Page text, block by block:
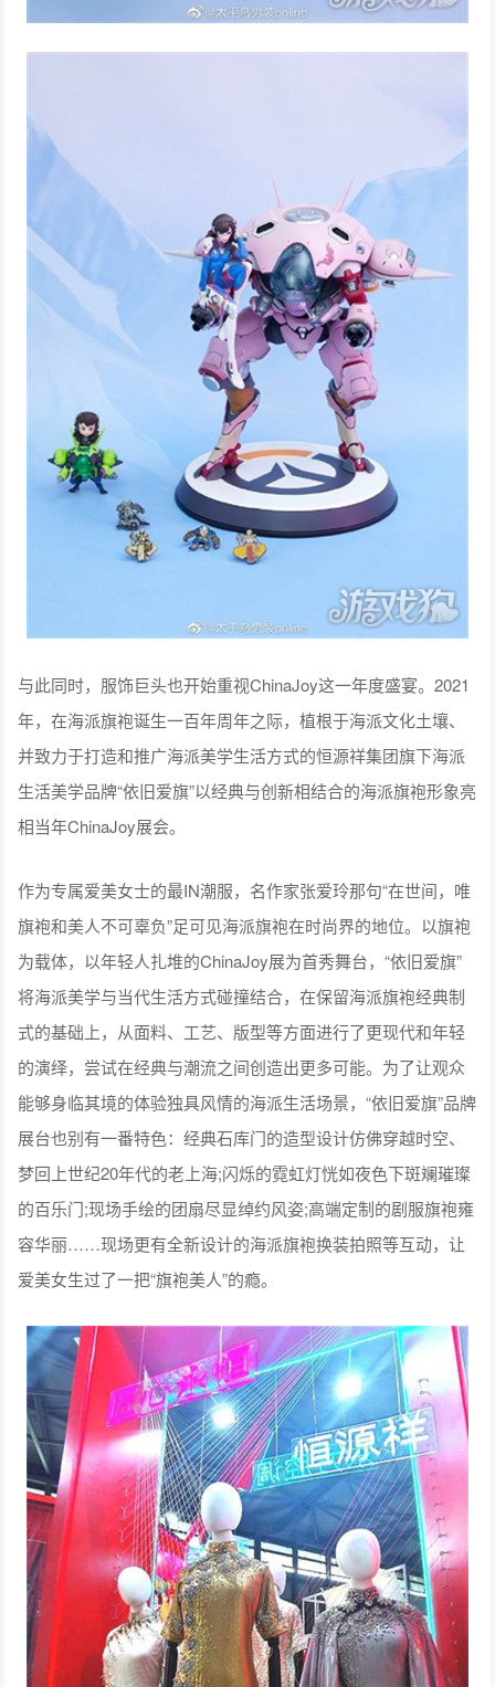
与此同时，服饰巨头也开始重视ChinaJoy这一年度盛宴。2021
年，在海派旗袍诞生一百年周年之际，植根于海派文化土壤、
并致力于打造和推广海派美学生活方式的恒源祥集团旗下海派
生活美学品牌“依旧爱旗”以经典与创新相结合的海派旗袍形象亮
相当年ChinaJoy展会。
作为专属爱美女士的最IN潮服，名作家张爱玲那句“在世间，唯
旗袍和美人不可辜负”足可见海派旗袍在时尚界的地位。以旗袍
为载体，以年轻人扎堆的ChinaJoy展为首秀舞台，“依旧爱旗”
将海派美学与当代生活方式碰撞结合，在保留海派旗袍经典制
式的基础上，从面料、工艺、版型等方面进行了更现代和年轻
的演绎，尝试在经典与潮流之间创造出更多可能。为了让观众
能够身临其境的体验独具风情的海派生活场景，“依旧爱旗”品牌
展台也别有一番特色：经典石库门的造型设计仿佛穿越时空、
梦回上世纪20年代的老上海;闪烁的霓虹灯恍如夜色下斑斓璀璨
的百乐门;现场手绘的团扇尽显绰约风姿;高端定制的剧服旗袍雍
容华丽……现场更有全新设计的海派旗袍换装拍照等互动，让
爱美女生过了一把“旗袍美人”的瘾。